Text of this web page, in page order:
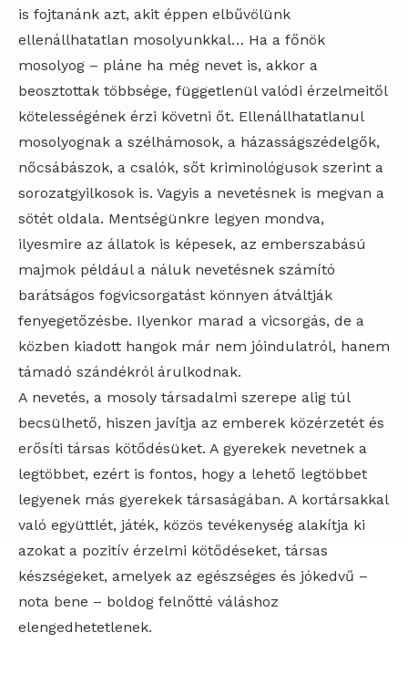
is fojtanánk azt, akit éppen elbűvölünk
ellenállhatatlan mosolyunkkal… Ha a főnök
mosolyog – pláne ha még nevet is, akkor a
beosztottak többsége, függetlenül valódi érzelmeitől
kötelességének érzi követni őt. Ellenállhatatlanul
mosolyognak a szélhámosok, a házasságszédelgők,
nőcsábászok, a csalók, sőt kriminológusok szerint a
sorozatgyilkosok is. Vagyis a nevetésnek is megvan a
sötét oldala. Mentségünkre legyen mondva,
ilyesmire az állatok is képesek, az emberszabású
majmok például a náluk nevetésnek számító
barátságos fogvicsorgatást könnyen átváltják
fenyegetőzésbe. Ilyenkor marad a vicsorgás, de a
közben kiadott hangok már nem jóindulatról, hanem
támadó szándékról árulkodnak.
A nevetés, a mosoly társadalmi szerepe alig túl
becsülhető, hiszen javítja az emberek közérzetét és
erősíti társas kötődésüket. A gyerekek nevetnek a
legtöbbet, ezért is fontos, hogy a lehető legtöbbet
legyenek más gyerekek társaságában. A kortársakkal
való együttlét, játék, közös tevékenység alakítja ki
azokat a pozitív érzelmi kötődéseket, társas
készségeket, amelyek az egészséges és jókedvű –
nota bene – boldog felnőtté váláshoz
elengedhetetlenek.